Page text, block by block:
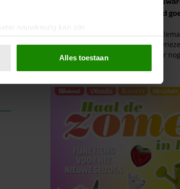
nauwkeurig kan zijn
(fingerprinting)
voor social media te bieden en om ons
site met onze partners voor social
met andere informatie die u aan ze heeft
U gaat akkoord met onze cookies als u
Alles toestaan